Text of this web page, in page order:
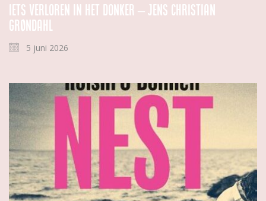
Iets verloren in het donker – Jens Christian
Grøndahl
5 juni 2026